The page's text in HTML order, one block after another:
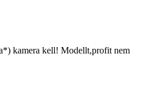
kamera kell! Modellt,profit nem